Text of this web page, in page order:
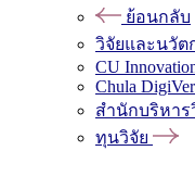
ย้อนกลับ
วิจัยและนวัต
CU
Chula
สำนักบริหาร
ทุนวิจัย